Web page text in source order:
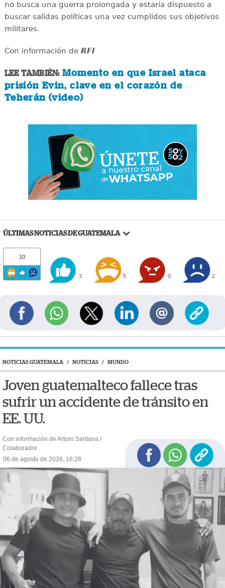
no busca una guerra prolongada y estaría dispuesto a
buscar salidas políticas una vez cumplidos sus objetivos
militares.
Con información de RFI
LEE TAMBIÉN: Momento en que Israel ataca
prisión Evin, clave en el corazón de
Teherán (video)
ÚLTIMAS NOTICIAS DE GUATEMALA
10
3 5 0 2
NOTICIAS GUATEMALA / NOTICIAS / MUNDO
Joven guatemalteco fallece tras
sufrir un accidente de tránsito en
EE. UU.
Con información de Arturo Santana /
Colaborador
06 de agosto de 2026, 16:28